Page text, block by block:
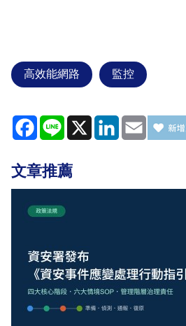
高效能網路 監控
Facebook
Line X LinkedIn
Email
文章推薦